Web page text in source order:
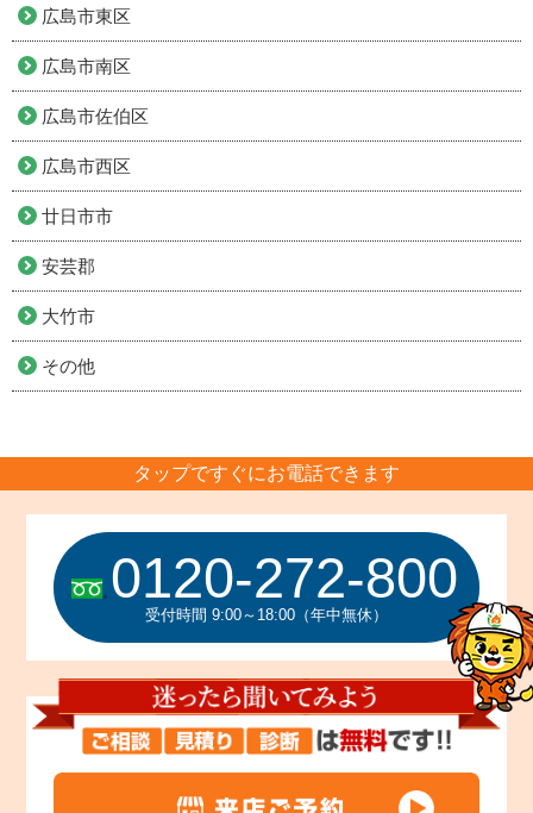
広島市東区
広島市南区
広島市佐伯区
広島市西区
廿日市市
安芸郡
大竹市
その他
タップですぐにお電話できます
0120-272-800
受付時間 9:00～18:00（年中無休）